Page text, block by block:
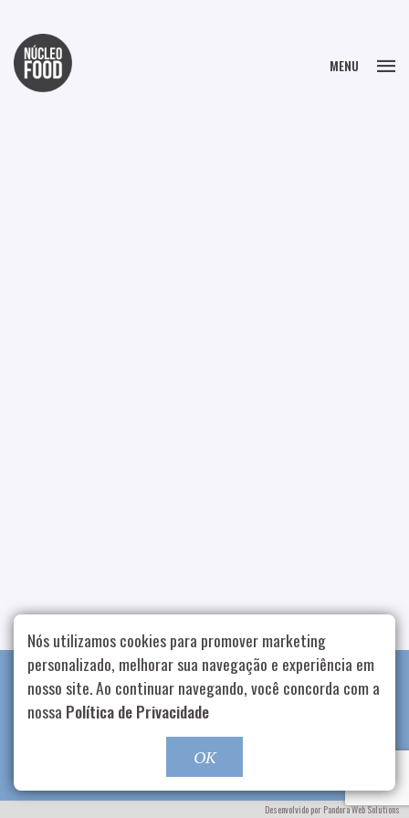
Rua Aurélia, 1714 – Vila Romana, São Paulo – SP
contato@nucleofood.com
FECHAR
MENU
GOSTOU? CLIQUE AQUI E ENTRE EM CONTATO
Desenvolvido por Pandora Web Solutions
Nós utilizamos cookies para promover marketing
personalizado, melhorar sua navegação e experiência em
nosso site. Ao continuar navegando, você concorda com a
nossa Política de Privacidade
OK